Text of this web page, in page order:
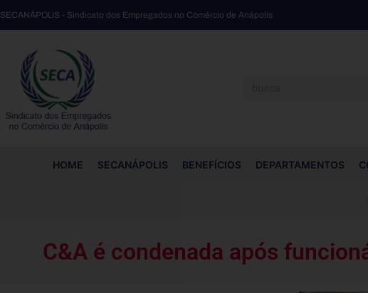
SECANÁPOLIS - Sindicato dos Empregados no Comércio de Anápolis
HOME SECANÁPOLIS BENEFÍCIOS DEPARTAMENTOS
C&A é condenada após